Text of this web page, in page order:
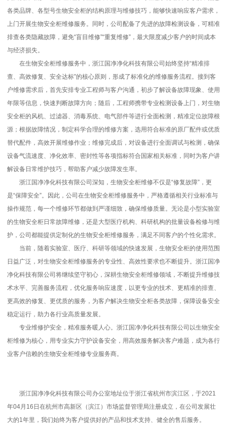
各类品牌、各型号生物安全柜的结构原理与维修技巧，能够快速响应客户需求，
上门开展生物安全柜维修服务。同时，公司配备了先进的故障检测设备，可精准
排查各类隐藏故障，避免“盲目维修”“重复维修”，最大限度减少客户的时间成本
与经济损失。
在生物安全柜维修服务中，浙江国净净化科技有限公司始终坚持“精准排
查、高效修复、安全达标”的核心原则，形成了标准化的维修服务流程。接到客
户维修需求后，首先安排专业工程师与客户沟通，初步了解设备故障现象、使用
年限等信息，快速判断故障方向；随后，工程师携带专业检测设备上门，对生物
安全柜的风机、过滤器、消毒系统、电气部件等进行全面检测，精准定位故障根
源；根据故障情况，制定科学合理的维修方案，选用符合标准的原厂配件或优质
替代配件，高效开展维修作业；维修完成后，对设备进行全面调试与检测，确保
设备气流速度、净化效率、密封性等各项指标符合国家相关标准，同时为客户讲
解设备日常维护技巧，帮助客户减少故障发生率。
浙江国净净化科技有限公司深知，生物安全柜维修不仅是“修复故障”，更
是“保障安全”。因此，公司在生物安全柜维修服务中，严格遵循相关行业标准与
操作规范，每一个维修环节都做到严谨细致，确保维修质量。无论是小型实验室
的生物安全柜日常故障维修，还是大型医疗机构、科研机构的批量设备检修与维
护，公司都能提供定制化的生物安全柜维修服务，满足不同客户的个性化需求。
当前，随着实验室、医疗、科研等领域的快速发展，生物安全柜的使用范围
日益广泛，对生物安全柜维修服务的专业性、高效性要求也不断提升。浙江国净
净化科技有限公司将继续坚守初心，深耕生物安全柜维修领域，不断提升维修技
术水平、完善服务流程，优化服务响应速度，以更专业的技术、更精准的排查、
更高效的修复、更优质的服务，为客户解决生物安全柜各类故障，保障设备安全
稳定运行，助力各行业高质量发展。
专业维修护安全，精准服务暖人心。浙江国净净化科技有限公司以生物安全
柜维修为核心，用专业实力守护设备安全，用高效服务解决客户难题，成为各行
业客户信赖的生物安全柜维修专业服务商。
浙江国净净化科技有限公司办公室地址位于浙江省杭州市滨江区，于2021
年04月16日在杭州市高新区（滨江）市场监督管理局注册成立，在公司发展壮
大的1年里，我们始终为客户提供好的产品和技术支持、健全的售后服务。